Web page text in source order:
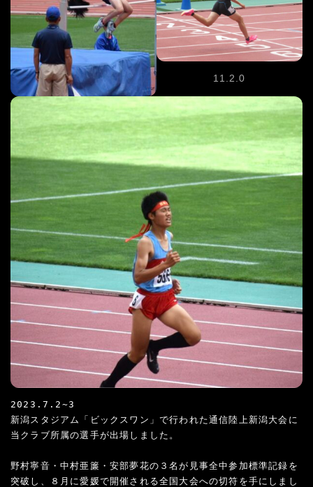
11.2.0
2023.7.2~3
新潟スタジアム「ビックスワン」で行われた通信陸上新潟大会に
当クラブ所属の選手が出場しました。
野村寧音・中村亜簾・安部夢花の３名が見事全中参加標準記録を
突破し、８月に愛媛で開催される全国大会への切符を手にしまし